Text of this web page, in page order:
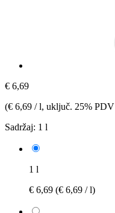
€ 6,69
(€ 6,69 / l, uključ. 25% PDV
Sadržaj: 1 l
1 l
€ 6,69 (€ 6,69 / l)